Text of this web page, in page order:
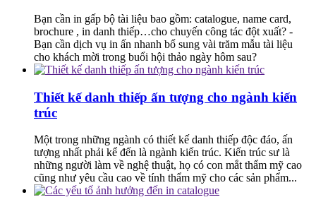
Bạn cần in gấp bộ tài liệu bao gồm: catalogue, name card,
brochure , in danh thiếp…cho chuyến công tác đột xuất? -
Bạn cần dịch vụ in ấn nhanh bổ sung vài trăm mẫu tài liệu
cho khách mời trong buổi hội thảo ngày hôm sau?
Thiết kế danh thiếp ấn tượng cho ngành kiến
trúc
Một trong những ngành có thiết kế danh thiếp độc đáo, ấn
tượng nhất phải kể đến là ngành kiến trúc. Kiến trúc sư là
những người làm về nghệ thuật, họ có con mắt thẩm mỹ cao
cũng như yêu cầu cao về tính thẩm mỹ cho các sản phẩm...